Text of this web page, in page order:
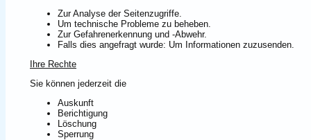
Zur Analyse der Seitenzugriffe.
Um technische Probleme zu beheben.
Zur Gefahrenerkennung und -Abwehr.
Falls dies angefragt wurde: Um Informationen zuzusenden.
Ihre Rechte
Sie können jederzeit die
Auskunft
Berichtigung
Löschung
Sperrung